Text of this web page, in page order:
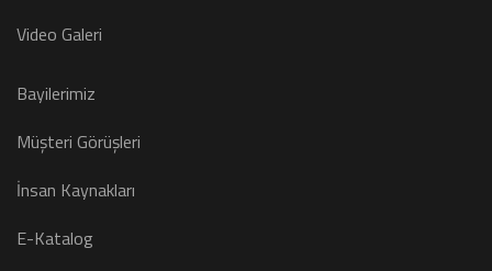
Video Galeri
Bayilerimiz
Müşteri Görüşleri
İnsan Kaynakları
E-Katalog